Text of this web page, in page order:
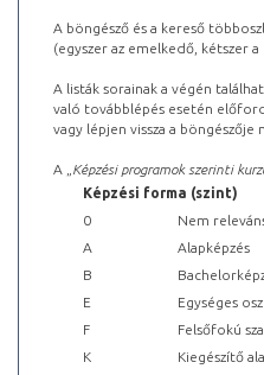
A böngésző és a kereső
(egyszer az emelkedő, kétszer
A listák sorainak a végén
való továbblépés esetén
vagy lépjen vissza a
A „ Képzési programok szerinti
Képzési forma (szint)
0
Nem
A
Alapképzés
B
E
Egységes
F
Felsőfokú
K
Kiegészítő